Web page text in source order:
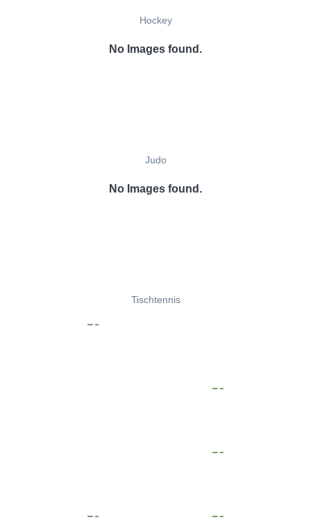
Hockey
No Images found.
Judo
No Images found.
Tischtennis